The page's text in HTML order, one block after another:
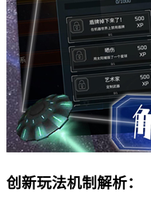
创新玩法机制解析：